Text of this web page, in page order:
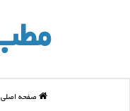
صفحه اصلی